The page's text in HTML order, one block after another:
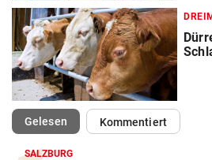
Gelesen(ausgewählt)Kommentiert
SALZBURG